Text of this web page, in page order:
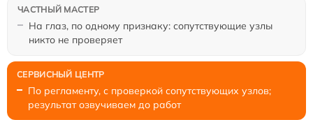
На глаз, по одному признаку: сопутствующие узлы
никто не проверяет
По регламенту, с проверкой сопутствующих узлов;
результат озвучиваем до работ